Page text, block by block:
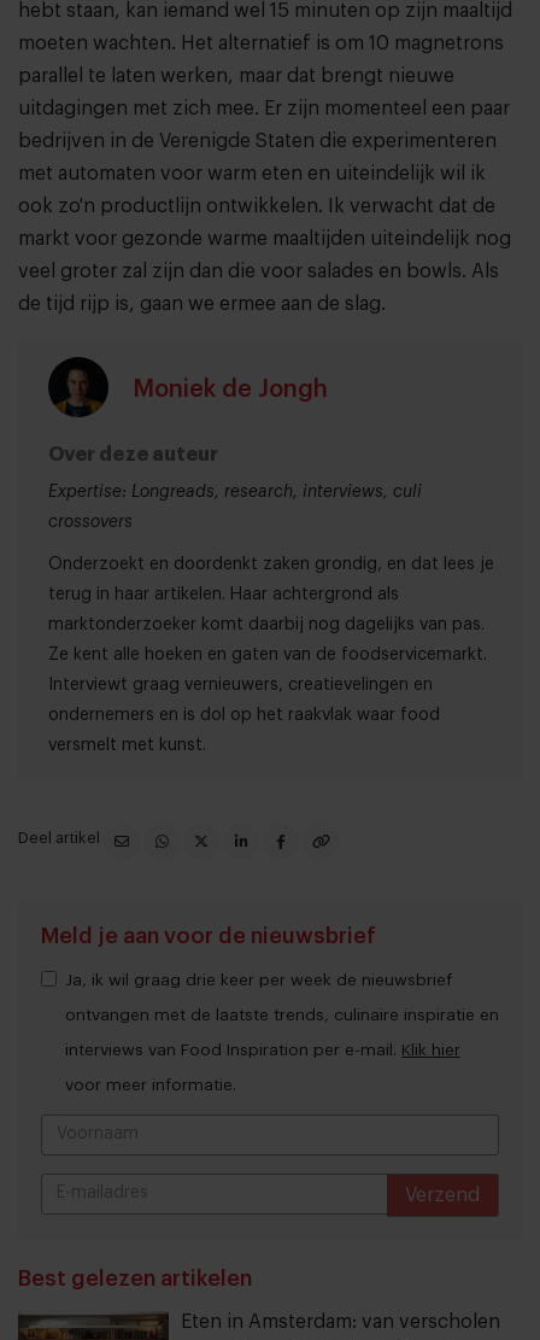
hebt staan, kan iemand wel 15 minuten op zijn maaltijd
moeten wachten. Het alternatief is om 10 magnetrons
parallel te laten werken, maar dat brengt nieuwe
uitdagingen met zich mee. Er zijn momenteel een paar
bedrijven in de Verenigde Staten die experimenteren
met automaten voor warm eten en uiteindelijk wil ik
ook zo'n productlijn ontwikkelen. Ik verwacht dat de
markt voor gezonde warme maaltijden uiteindelijk nog
veel groter zal zijn dan die voor salades en bowls. Als
de tijd rijp is, gaan we ermee aan de slag.
Moniek de Jongh
Over deze auteur
Expertise: Longreads, research, interviews, culi
crossovers
Onderzoekt en doordenkt zaken grondig, en dat lees je
terug in haar artikelen. Haar achtergrond als
marktonderzoeker komt daarbij nog dagelijks van pas.
Ze kent alle hoeken en gaten van de foodservicemarkt.
Interviewt graag vernieuwers, creatievelingen en
ondernemers en is dol op het raakvlak waar food
versmelt met kunst.
Deel artikel
Meld je aan voor de nieuwsbrief
Ja, ik wil graag drie keer per week de nieuwsbrief
ontvangen met de laatste trends, culinaire inspiratie en
interviews van Food Inspiration per e-mail. Klik hier
voor meer informatie.
Verzend
Best gelezen artikelen
Eten in Amsterdam: van verscholen